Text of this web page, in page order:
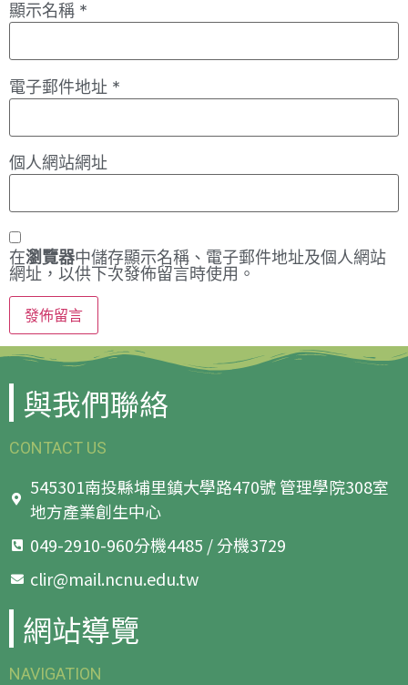
顯示名稱 *
電子郵件地址 *
個人網站網址
在瀏覽器中儲存顯示名稱、電子郵件地址及個人網站
網址，以供下次發佈留言時使用。
與我們聯絡
CONTACT US
545301南投縣埔里鎮大學路470號 管理學院308室
地方產業創生中心
049-2910-960分機4485 / 分機3729
clir@mail.ncnu.edu.tw
網站導覽
NAVIGATION